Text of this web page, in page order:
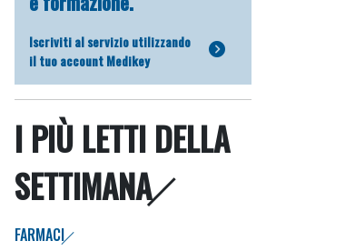
Iscriviti al servizio utilizzando
il tuo account Medikey
I PIÙ LETTI DELLA
SETTIMANA
FARMACI